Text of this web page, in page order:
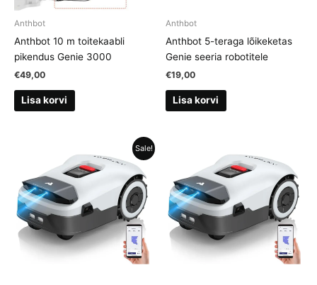
Anthbot
Anthbot 10 m toitekaabli
pikendus Genie 3000
€49,00
Lisa korvi
Anthbot
Anthbot 5-teraga lõikeketas
Genie seeria robotitele
€19,00
Lisa korvi
Sale!